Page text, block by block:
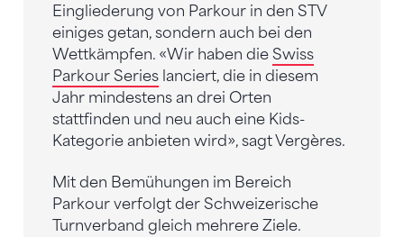
Eingliederung von Parkour in den STV
einiges getan, sondern auch bei den
Wettkämpfen. «Wir haben die Swiss
Parkour Series lanciert, die in diesem
Jahr mindestens an drei Orten
stattfinden und neu auch eine Kids-
Kategorie anbieten wird», sagt Vergères.
Mit den Bemühungen im Bereich
Parkour verfolgt der Schweizerische
Turnverband gleich mehrere Ziele.